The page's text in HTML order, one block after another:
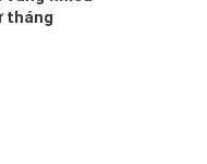
tháng